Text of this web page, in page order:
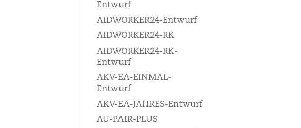
Entwurf
AIDWORKER24-Entwurf
AIDWORKER24-RK
AIDWORKER24-RK-
Entwurf
AKV-EA-EINMAL-
Entwurf
AKV-EA-JAHRES-Entwurf
AU-PAIR-PLUS